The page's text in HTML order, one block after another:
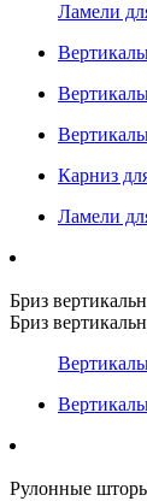
Ламели
Карниз
Ламели
Бриз
Бриз
Рулонные